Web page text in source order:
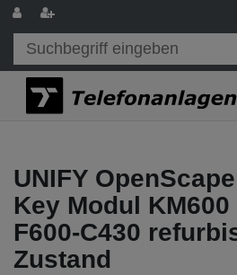
UNIFY
Key Modul KM600
F600-C430
Zustand